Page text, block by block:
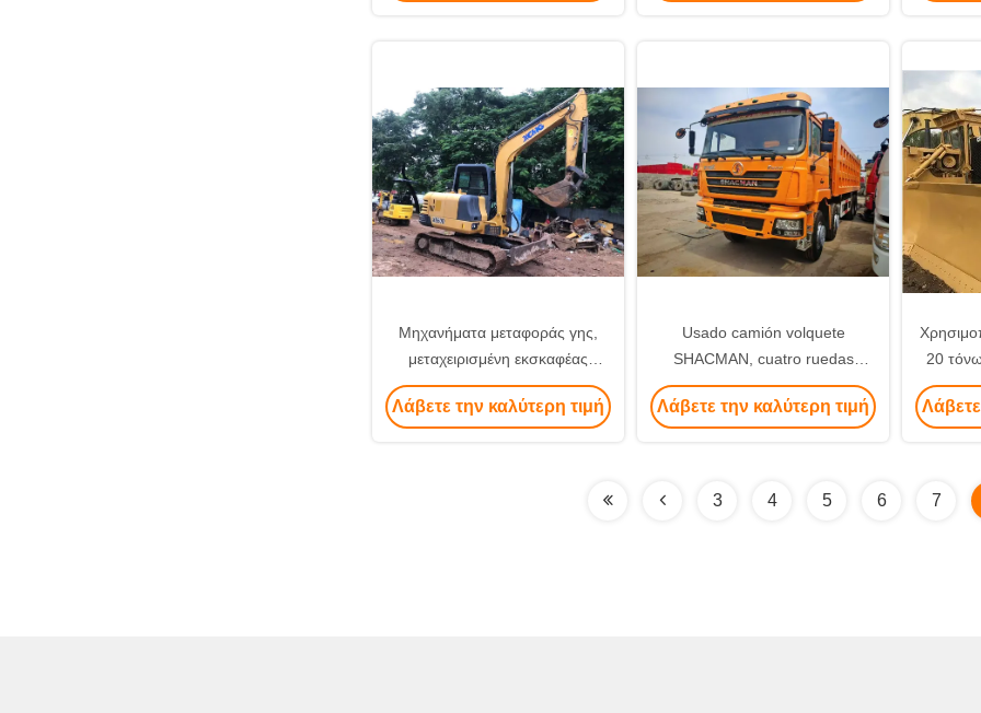
Μηχανήματα μεταφοράς γης,
μεταχειρισμένη εκσκαφέας
XCMG XE60D από την Κίνα
Λάβετε την καλύτερη τιμή
Usado camión volquete
SHACMAN, cuatro ruedas
delanteras y ocho traseras
Λάβετε την καλύτερη τιμή
20
3 4 5 6 7